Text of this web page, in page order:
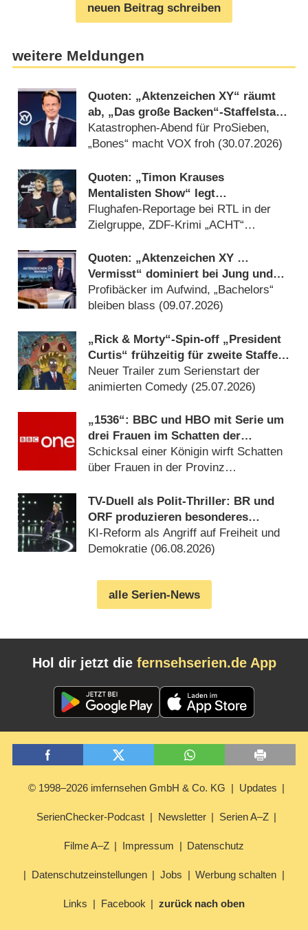
neuen Beitrag schreiben
weitere Meldungen
Quoten: „Aktenzeichen XY“ räumt
ab, „Das große Backen“-Staffelstart
nur bei Jüngeren stark
Katastrophen-Abend für ProSieben,
„Bones“ macht VOX froh (30.07.2026)
Quoten: „Timon Krauses
Mentalisten Show“ legt
überzeugenden Auftakt hin
Flughafen-Reportage bei RTL in der
Zielgruppe, ZDF-Krimi „ACHT“
Quoten: „Aktenzeichen XY …
Vermisst“ dominiert bei Jung und
Alt trotz Rückgang
Profibäcker im Aufwind, „Bachelors“
bleiben blass (09.07.2026)
„Rick & Morty“-Spin-off „President
Curtis“ frühzeitig für zweite Staffel
verlängert
Neuer Trailer zum Serienstart der
animierten Comedy (25.07.2026)
„1536“: BBC und HBO mit Serie um
drei Frauen im Schatten der
Verhaftung von Anne Boleyn
Schicksal einer Königin wirft Schatten
über Frauen in der Provinz
TV-Duell als Polit-Thriller: BR und
ORF produzieren besonderes
Fernseh-Kammerspiel
KI-Reform als Angriff auf Freiheit und
Demokratie (06.08.2026)
alle Serien-News
Hol dir jetzt die fernsehserien.de App
© 1998–2026 imfernsehen GmbH & Co. KG Updates
SerienChecker-Podcast Newsletter Serien A–Z
Filme A–Z Impressum Datenschutz
Datenschutzeinstellungen Jobs Werbung schalten
Links Facebook zurück nach oben